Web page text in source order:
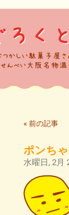
« 前の記事
ポンち
水曜日, 2月